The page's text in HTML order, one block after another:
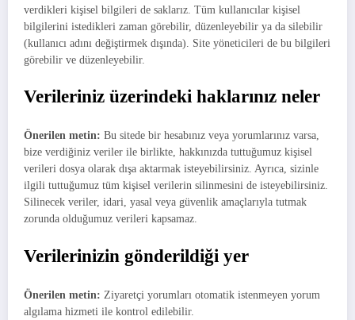
verdikleri kişisel bilgileri de saklarız. Tüm kullanıcılar kişisel
bilgilerini istedikleri zaman görebilir, düzenleyebilir ya da silebilir
(kullanıcı adını değiştirmek dışında). Site yöneticileri de bu bilgileri
görebilir ve düzenleyebilir.
Verileriniz üzerindeki haklarınız neler
Önerilen metin: Bu sitede bir hesabınız veya yorumlarınız varsa,
bize verdiğiniz veriler ile birlikte, hakkınızda tuttuğumuz kişisel
verileri dosya olarak dışa aktarmak isteyebilirsiniz. Ayrıca, sizinle
ilgili tuttuğumuz tüm kişisel verilerin silinmesini de isteyebilirsiniz.
Silinecek veriler, idari, yasal veya güvenlik amaçlarıyla tutmak
zorunda olduğumuz verileri kapsamaz.
Verilerinizin gönderildiği yer
Önerilen metin: Ziyaretçi yorumları otomatik istenmeyen yorum
algılama hizmeti ile kontrol edilebilir.